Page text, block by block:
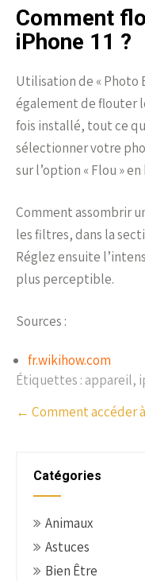
Comment
iPhone 11 ?
Utilisation de « Photo
également de flouter
fois installé, tout ce
sélectionner votre
sur l’option « Flou » en
Comment assombrir
les filtres, dans la
Réglez ensuite
plus perceptible.
Sources :
fr.wikihow.com
Étiquettes : appareil,
P
← Comment accéder
Catégories
Animaux
Astuces
Bien Être